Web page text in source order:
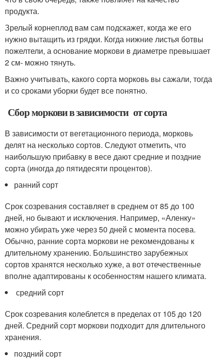
продукта.
Зрелый корнеплод вам сам подскажет, когда же его
нужно вытащить из грядки. Когда нижние листья ботвы
пожелтели, а основание моркови в диаметре превышает
2 см- можно тянуть.
Важно учитывать, какого сорта морковь вы сажали, тогда
и со сроками уборки будет все понятно.
Сбор моркови в зависимости от сорта
В зависимости от вегетационного периода, морковь
делят на несколько сортов. Следуют отметить, что
наибольшую прибавку в весе дают средние и поздние
сорта (иногда до пятидесяти процентов).
ранний сорт
Срок созревания составляет в среднем от 85 до 100
дней, но бывают и исключения. Например, «Аленку»
можно убирать уже через 50 дней с момента посева.
Обычно, ранние сорта моркови не рекомендованы к
длительному хранению. Большинство зарубежных
сортов хранятся несколько хуже, а вот отечественные
вполне адаптированы к особенностям нашего климата.
средний сорт
Срок созревания колеблется в пределах от 105 до 120
дней. Средний сорт моркови подходит для длительного
хранения.
поздний сорт